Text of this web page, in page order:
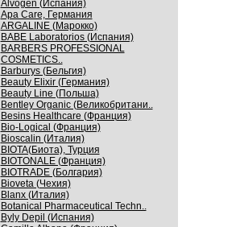
Alvogen (Испания)
Apa Care, Германия
ARGALINE (Марокко)
BABE Laboratorios (Испания)
BARBERS PROFESSIONAL
COSMETICS..
Barburys (Бельгия)
Beauty Elixir (Германия)
Beauty Line (Польша)
Bentley Organic (Великобритани..
Besins Healthcare (Франция)
Bio-Logical (Франция)
Bioscalin (Италия)
BIOTA(Биота), Турция
BIOTONALE (Франция)
BIOTRADE (Болгария)
Bioveta (Чехия)
Blanx (Италия)
Botanical Pharmaceutical Techn..
Byly Depil (Испания)